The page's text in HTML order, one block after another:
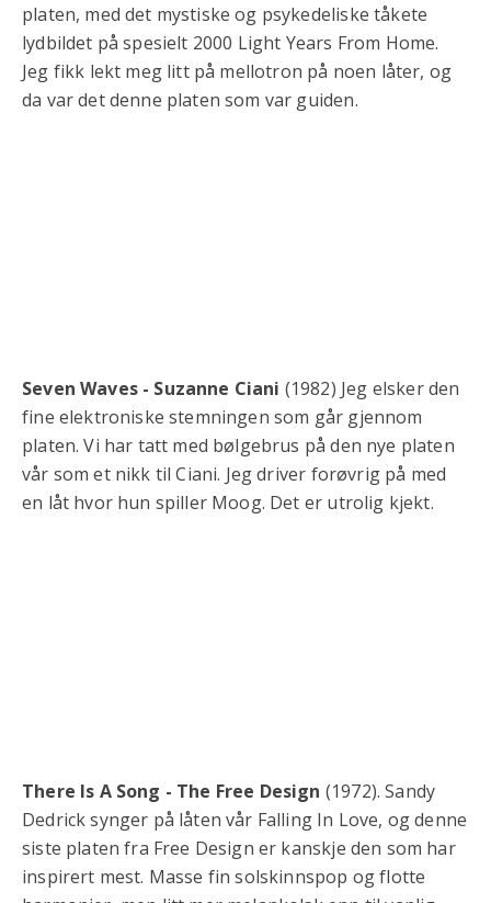
platen, med det mystiske og psykedeliske tåkete
lydbildet på spesielt 2000 Light Years From Home.
Jeg fikk lekt meg litt på mellotron på noen låter, og
da var det denne platen som var guiden.
Seven Waves - Suzanne Ciani (1982) Jeg elsker den
fine elektroniske stemningen som går gjennom
platen. Vi har tatt med bølgebrus på den nye platen
vår som et nikk til Ciani. Jeg driver forøvrig på med
en låt hvor hun spiller Moog. Det er utrolig kjekt.
There Is A Song - The Free Design (1972). Sandy
Dedrick synger på låten vår Falling In Love, og denne
siste platen fra Free Design er kanskje den som har
inspirert mest. Masse fin solskinnspop og flotte